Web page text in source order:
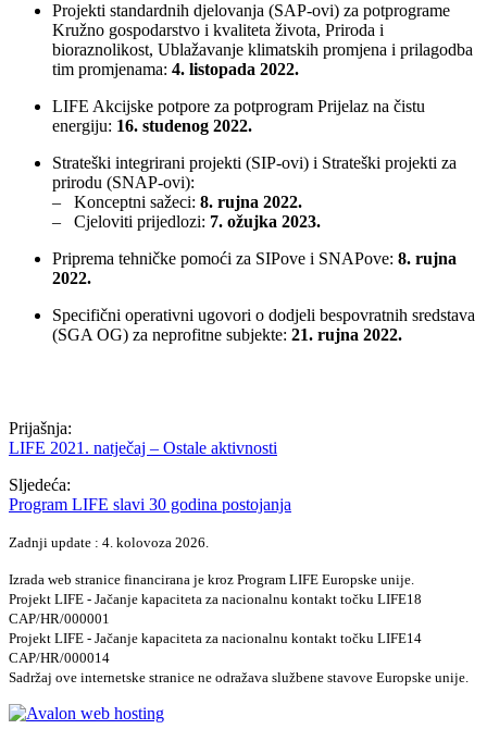
Projekti standardnih djelovanja (SAP-ovi) za potprograme
Kružno gospodarstvo i kvaliteta života, Priroda i
bioraznolikost, Ublažavanje klimatskih promjena i prilagodba
tim promjenama: 4. listopada 2022.
LIFE Akcijske potpore za potprogram Prijelaz na čistu
energiju: 16. studenog 2022.
Strateški integrirani projekti (SIP-ovi) i Strateški projekti za
prirodu (SNAP-ovi):
– Konceptni sažeci: 8. rujna 2022.
– Cjeloviti prijedlozi: 7. ožujka 2023.
Priprema tehničke pomoći za SIPove i SNAPove: 8. rujna
2022.
Specifični operativni ugovori o dodjeli bespovratnih sredstava
(SGA OG) za neprofitne subjekte: 21. rujna 2022.
Prijašnja:
LIFE 2021. natječaj – Ostale aktivnosti
Sljedeća:
Program LIFE slavi 30 godina postojanja
Zadnji update : 4. kolovoza 2026.
Izrada web stranice financirana je kroz Program LIFE Europske unije.
Projekt LIFE - Jačanje kapaciteta za nacionalnu kontakt točku LIFE18
CAP/HR/000001
Projekt LIFE - Jačanje kapaciteta za nacionalnu kontakt točku LIFE14
CAP/HR/000014
Sadržaj ove internetske stranice ne odražava službene stavove Europske unije.